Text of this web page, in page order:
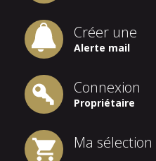
Créer une
Alerte mail
Connexion
Propriétaire
Ma sélection